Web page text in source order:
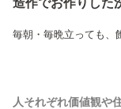
毎朝・毎晩立っても、
人それぞれ価値観や